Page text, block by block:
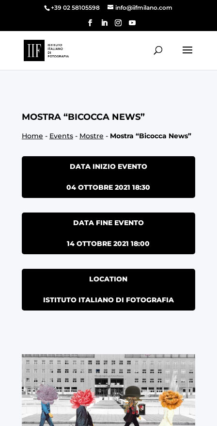
+39 02 58105598 info@iifmilano.com
MOSTRA “BICOCCA NEWS”
Home - Events- Mostre - Mostra “Bicocca News”
DATA INIZIO EVENTO
04 OTTOBRE 2021 18:30
DATA FINE EVENTO
14 OTTOBRE 2021 18:00
LOCATION
ISTITUTO ITALIANO DI FOTOGRAFIA